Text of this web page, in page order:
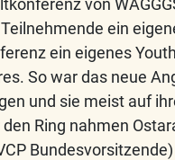
von
ein
ein eigenes
So war das neue
und sie meist auf
Ring nahmen